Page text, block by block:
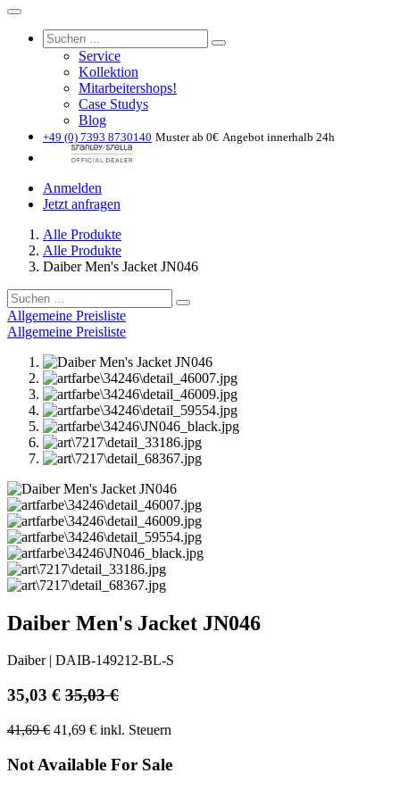
Service
Kollektion
Mitarbeitershops!
Case Studys
Blog
+49 (0) 7393 8730140 Muster ab 0€ Angebot innerhalb 24h
Anmelden
Jetzt anfragen
Alle Produkte
Alle Produkte
Daiber Men's Jacket JN046
Allgemeine Preisliste
Allgemeine Preisliste
Daiber Men's Jacket JN046
Daiber| DAIB-149212-BL-S
35,03 € 35,03€
41,69€ 41,69 € inkl. Steuern
Not Available For Sale